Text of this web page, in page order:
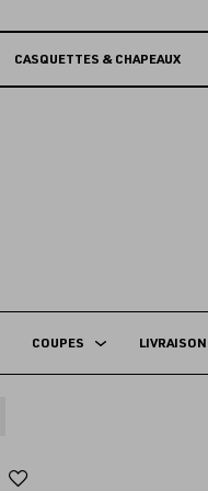
CASQUETTES & CHAPEAUX
COUPES LIVRAISON